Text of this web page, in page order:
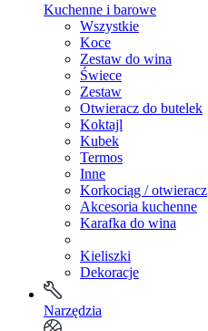
Kuchenne i barowe
Wszystkie
Koce
Zestaw do wina
Świece
Zestaw
Otwieracz do butelek
Koktajl
Kubek
Termos
Inne
Korkociąg / otwieracz
Akcesoria kuchenne
Karafka do wina
Kieliszki
Dekoracje
Narzędzia